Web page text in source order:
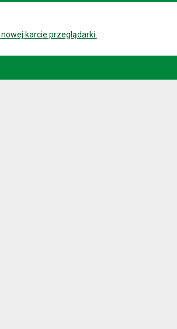
karcie przeglądarki.